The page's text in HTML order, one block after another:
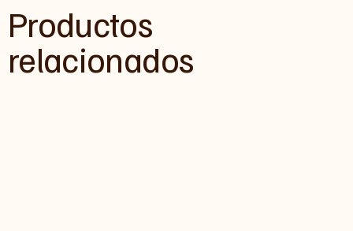
Productos
relacionados